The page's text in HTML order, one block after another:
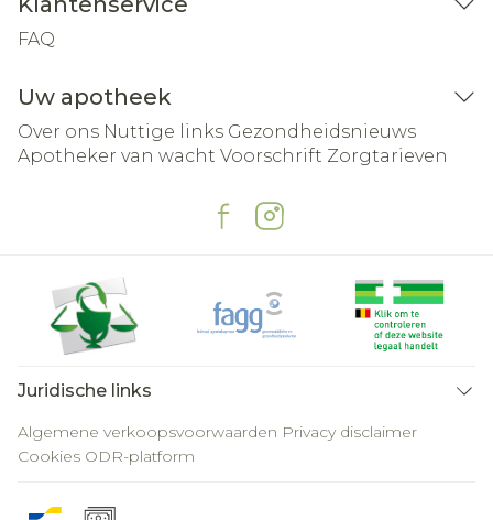
FAQ
Uw apotheek
Over ons Nuttige links Gezondheidsnieuws
Apotheker van wacht Voorschrift Zorgtarieven
Juridische links
Algemene verkoopsvoorwaarden Privacy disclaimer
Cookies ODR-platform